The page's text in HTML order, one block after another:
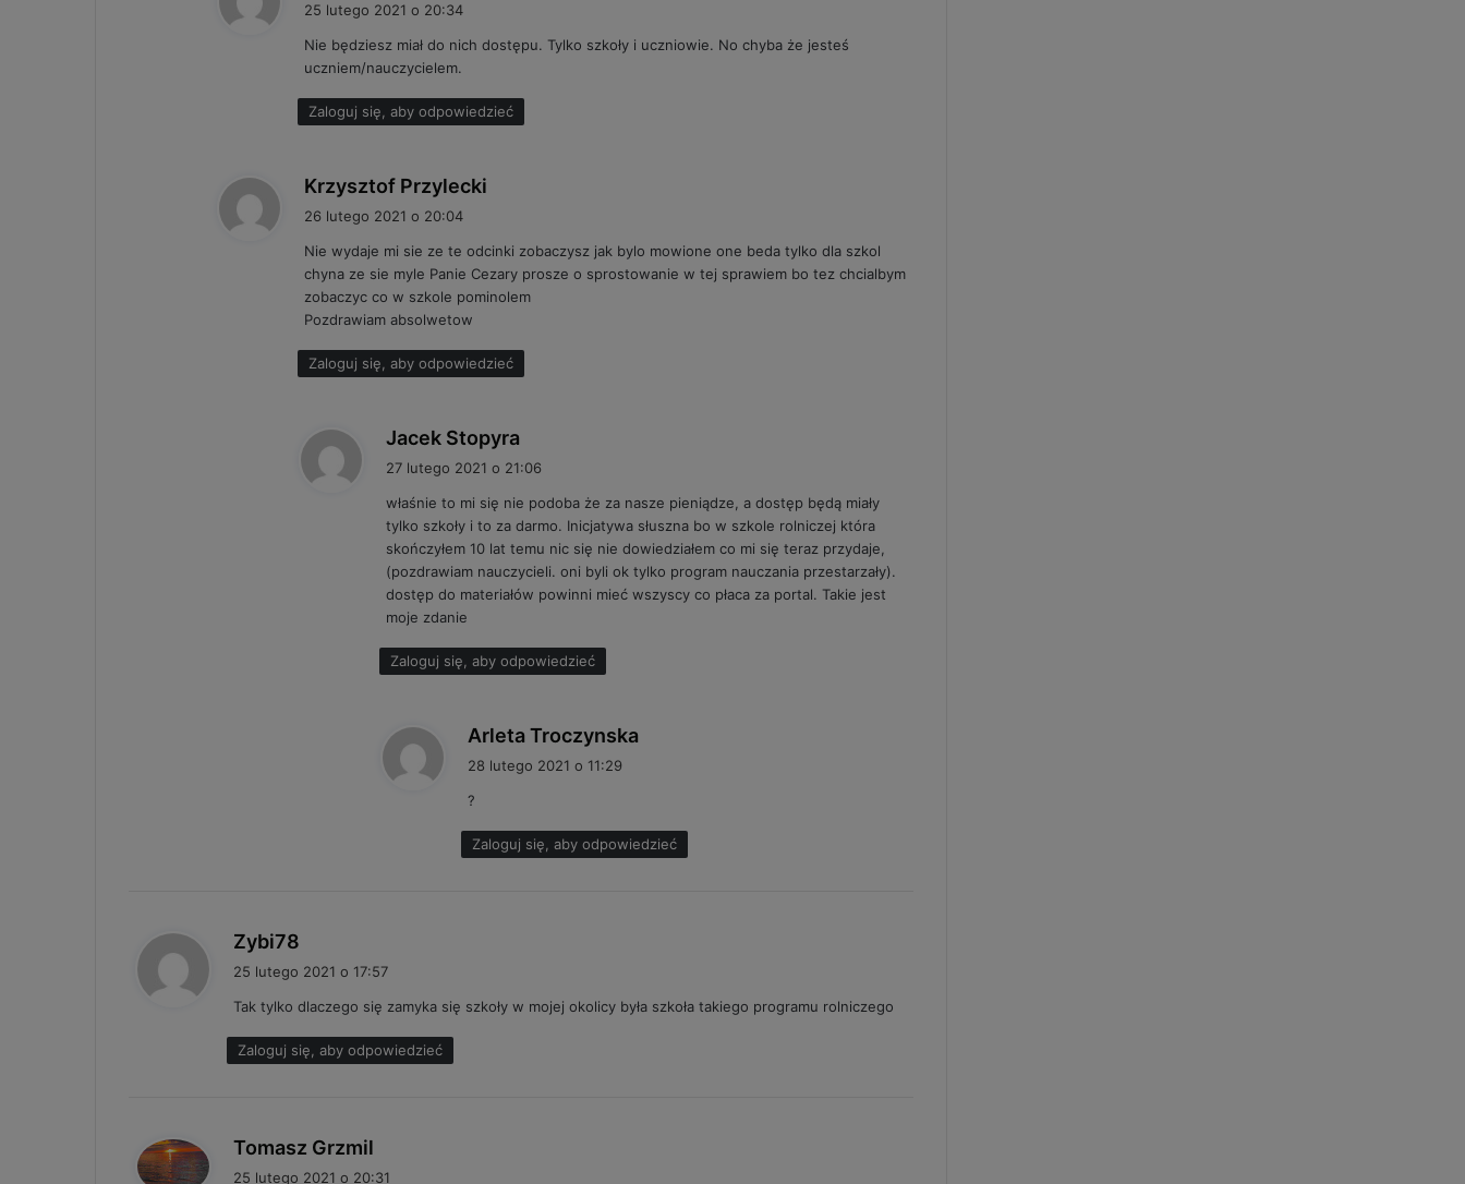
z
:
25 lutego 2021 o 20:34
Nie będziesz miał do nich dostępu. Tylko szkoły i uczniowie. No chyba że jesteś
uczniem/nauczycielem.
Zaloguj się, aby odpowiedzieć
Krzysztof Przylecki
z
e
:
26 lutego 2021 o 20:04
Nie wydaje mi sie ze te odcinki zobaczysz jak bylo mowione one beda tylko dla szkol
chyna ze sie myle Panie Cezary prosze o sprostowanie w tej sprawiem bo tez chcialbym
zobaczyc co w szkole pominolem
Pozdrawiam absolwetow
Zaloguj się, aby odpowiedzieć
Jacek Stopyra
z
e
:
27 lutego 2021 o 21:06
właśnie to mi się nie podoba że za nasze pieniądze, a dostęp będą miały
tylko szkoły i to za darmo. Inicjatywa słuszna bo w szkole rolniczej która
skończyłem 10 lat temu nic się nie dowiedziałem co mi się teraz przydaje,
(pozdrawiam nauczycieli. oni byli ok tylko program nauczania przestarzały).
dostęp do materiałów powinni mieć wszyscy co płaca za portal. Takie jest
moje zdanie
Zaloguj się, aby odpowiedzieć
Arleta Troczynska
e
:
28 lutego 2021 o 11:29
?
Zaloguj się, aby odpowiedzieć
Zybi78
z
e
:
25 lutego 2021 o 17:57
Tak tylko dlaczego się zamyka się szkoły w mojej okolicy była szkoła takiego programu rolniczego
Zaloguj się, aby odpowiedzieć
Tomasz Grzmil
25 lutego 2021 o 20:31